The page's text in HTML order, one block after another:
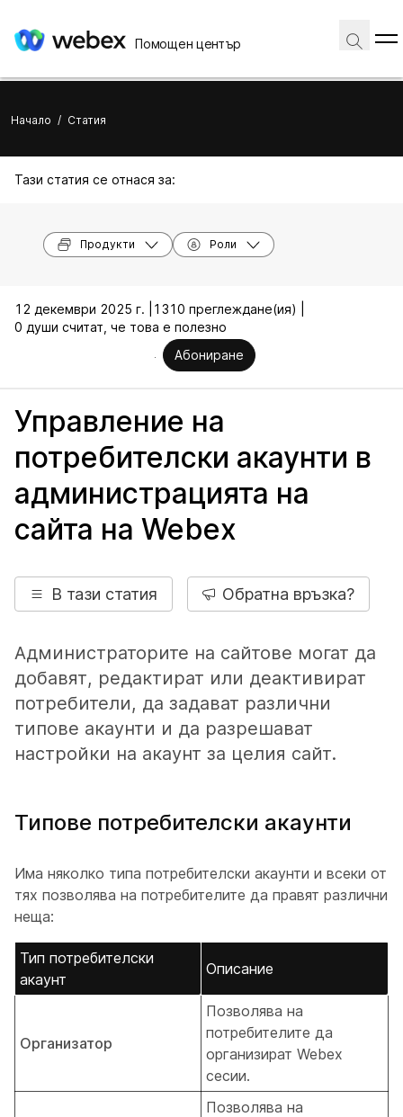
Помощен център
Начало / Статия
Тази статия се отнася за:
Продукти Роли
12 декември 2025 г. |
1310 преглеждане(ия) |
0 души считат, че това е полезно
Абониране
Управление на
потребителски акаунти в
администрацията на
сайта на Webex
В тази статия Обратна връзка?
Администраторите на сайтове могат да
добавят, редактират или деактивират
потребители, да задават различни
типове акаунти и да разрешават
настройки на акаунт за целия сайт.
Типове потребителски акаунти
Има няколко типа потребителски акаунти и всеки от
тях позволява на потребителите да правят различни
неща:
Тип потребителски
акаунт
Описание
Организатор
Позволява на
потребителите да
организират Webex
сесии.
Позволява на